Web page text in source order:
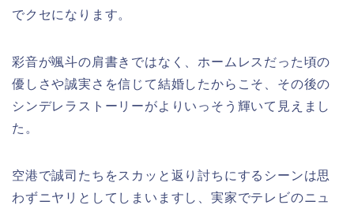
でクセになります。
彩音が颯斗の肩書きではなく、ホームレスだった頃の
優しさや誠実さを信じて結婚したからこそ、その後の
シンデレラストーリーがよりいっそう輝いて見えまし
た。
空港で誠司たちをスカッと返り討ちにするシーンは思
わずニヤリとしてしまいますし、実家でテレビのニュ